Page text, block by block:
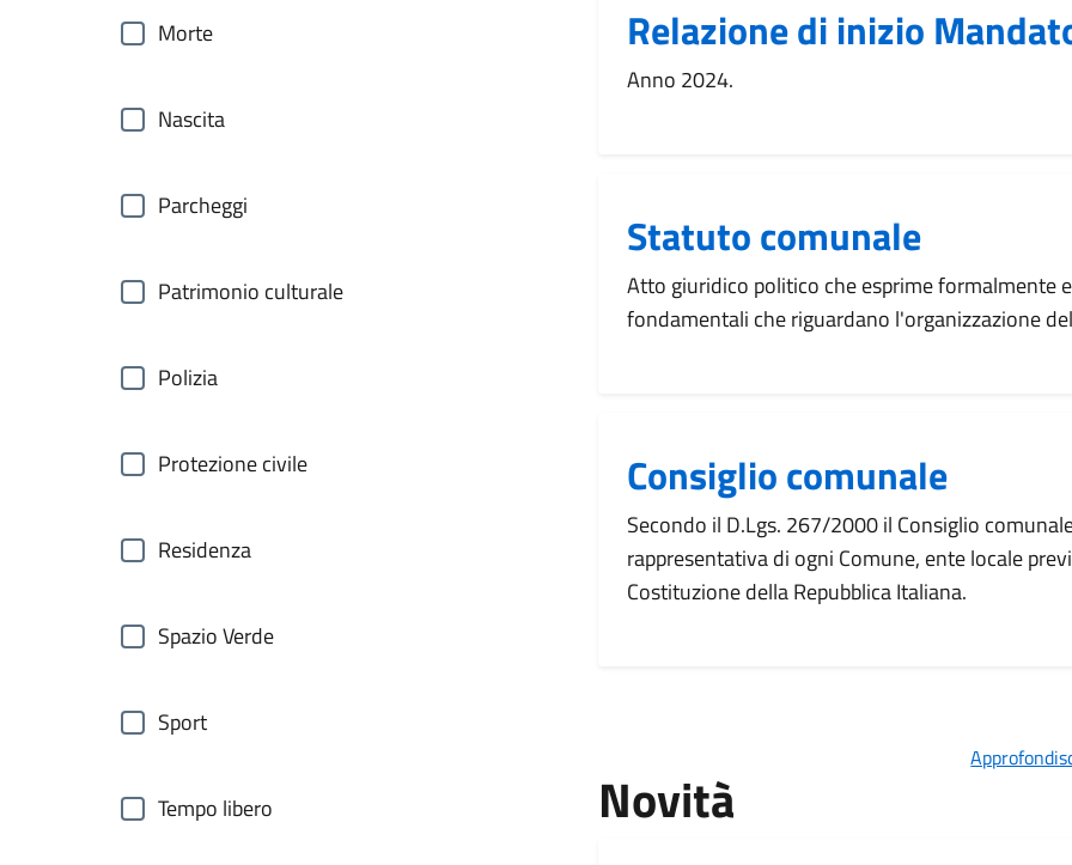
Morte
Nascita
Parcheggi
Patrimonio culturale
Polizia
Protezione civile
Residenza
Spazio Verde
Sport
Tempo libero
Relazione di inizio
Anno 2024.
Statuto comunale
Atto giuridico politico che esprime formalmente
fondamentali che riguardano l'organizzazione
Consiglio comunale
Secondo il D.Lgs. 267/2000 il Consiglio
rappresentativa di ogni Comune, ente locale
Costituzione della Repubblica Italiana.
Novità